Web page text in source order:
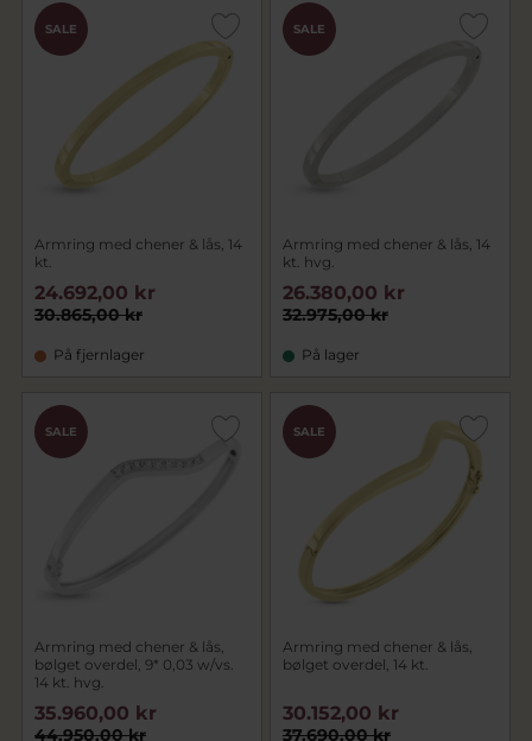
SALE
Armring med chener & lås, 14
kt.
30.865,00 kr
24.692,00 kr
På fjernlager
SALE
Armring med chener & lås, 14
kt. hvg.
32.975,00 kr
26.380,00 kr
På lager
SALE
Armring med chener & lås,
bølget overdel, 9* 0,03 w/vs.
14 kt. hvg.
44.950,00 kr
35.960,00 kr
SALE
Armring med chener & lås,
bølget overdel, 14 kt.
37.690,00 kr
30.152,00 kr